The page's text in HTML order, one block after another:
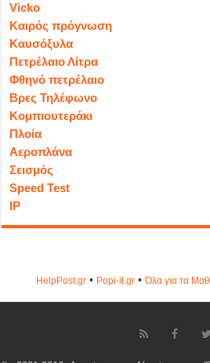
Vicko
Καιρός πρόγνωση
Καυσόξυλα
Πετρέλαιο Λίτρα
Φθηνό πετρέλαιο
Βρες Τηλέφωνο
Κομπιουτεράκι
Πλοία
Αεροπλάνα
Σεισμός
Speed Test
IP
HelpPost.gr• Popi-it.gr•Όλα για τα